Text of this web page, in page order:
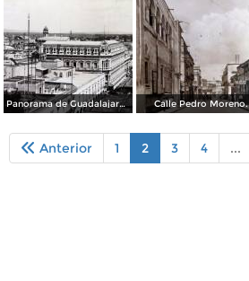
Panorama de Guadalajara, Jalisco. Calle Pedro Moreno.
Anterior 1 2 3 4 ...